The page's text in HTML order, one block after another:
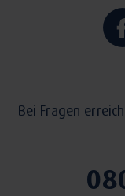
Bei Fragen